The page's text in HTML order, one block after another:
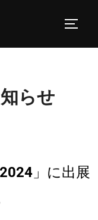
らせ
」に出展